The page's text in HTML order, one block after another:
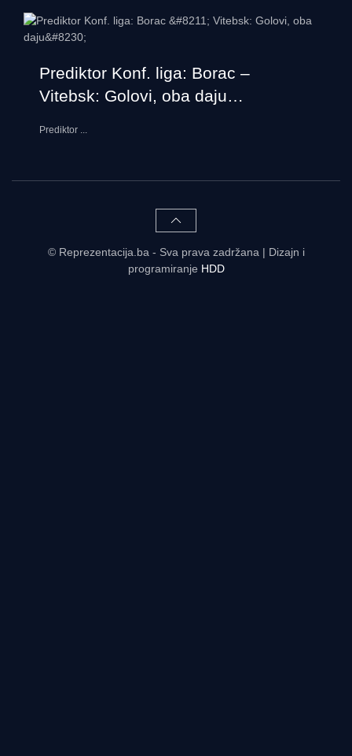
Prediktor Konf. liga: Borac –
Vitebsk: Golovi, oba daju…
Prediktor ...
© Reprezentacija.ba - Sva prava zadržana | Dizajn i
programiranje HDD